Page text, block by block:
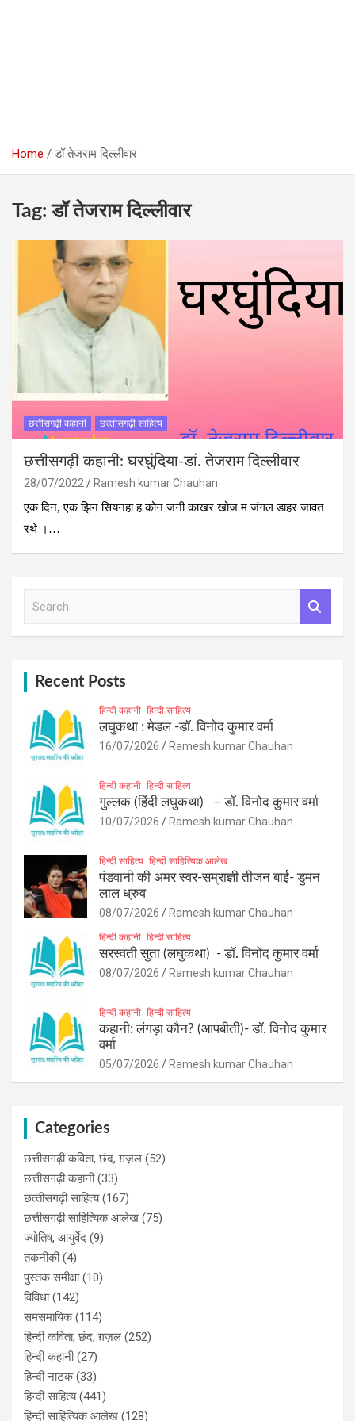
Home डॉ तेजराम दिल्लीवार
Tag:डॉ तेजराम दिल्लीवार
छत्तीसगढ़ी कहानी छत्‍तीसगढ़ी साहित्‍य
छत्तीसगढ़ी कहानी: घरघुंदिया-डां. तेजराम दिल्लीवार
28/07/2022
Ramesh kumar Chauhan
एक दिन, एक झिन सियनहा ह कोन जनी काखर खोज म जंगल डाहर जावत
रथे ।…
Recent Posts
हिन्दी कहानी हिन्दी साहित्य
लघुकथा : मेडल -डॉ. विनोद कुमार वर्मा
16/07/2026 Ramesh kumar Chauhan
हिन्दी कहानी हिन्दी साहित्य
गुल्लक (हिंदी लघुकथा) – डॉ. विनोद कुमार वर्मा
10/07/2026 Ramesh kumar Chauhan
हिन्दी साहित्य हिन्दी साहित्यिक आलेख
पंडवानी की अमर स्वर-सम्राज्ञी तीजन बाई- डुमन
लाल ध्रुव
08/07/2026 Ramesh kumar Chauhan
हिन्दी कहानी हिन्दी साहित्य
सरस्वती सुता (लघुकथा) ​- डॉ. विनोद कुमार वर्मा
08/07/2026 Ramesh kumar Chauhan
हिन्दी कहानी हिन्दी साहित्य
कहानी: लंगड़ा कौन? (आपबीती)​- डॉ. विनोद कुमार
वर्मा
05/07/2026 Ramesh kumar Chauhan
Categories
छत्तीसगढ़ी कविता, छंद, ग़ज़ल (52)
छत्तीसगढ़ी कहानी(33)
छत्‍तीसगढ़ी साहित्‍य(167)
छत्तीसगढ़ी साहित्यिक आलेख (75)
ज्योतिष, आयुर्वेद (9)
तकनीकी(4)
पुस्‍तक समीक्षा(10)
विविधा(142)
समसमायिक(114)
हिन्दी कविता, छंद, ग़ज़ल (252)
हिन्दी कहानी(27)
हिन्‍दी नाटक(33)
हिन्दी साहित्य(441)
हिन्दी साहित्यिक आलेख (128)